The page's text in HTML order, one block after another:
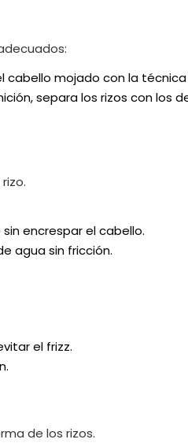
mojado con la técnica
separa los rizos con los
encrespar el cabello.
agua sin fricción.
el frizz.
de los rizos.